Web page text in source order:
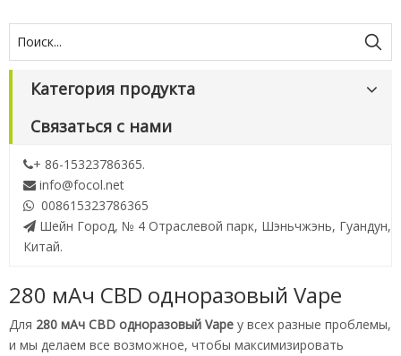
Категория продукта
Связаться с нами
+ 86-15323786365.
 info@focol.net
 008615323786365
 Шейн Город, № 4 Отраслевой парк, Шэньчжэнь, Гуандун,
Китай.
280 мАч CBD одноразовый Vape
Для 280 мАч CBD одноразовый Vape у всех разные проблемы,
и мы делаем все возможное, чтобы максимизировать